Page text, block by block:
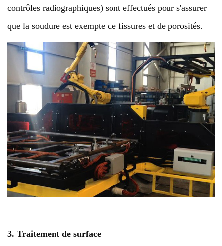
contrôles radiographiques) sont effectués pour s'assurer
que la soudure est exempte de fissures et de porosités.
3. Traitement de surface